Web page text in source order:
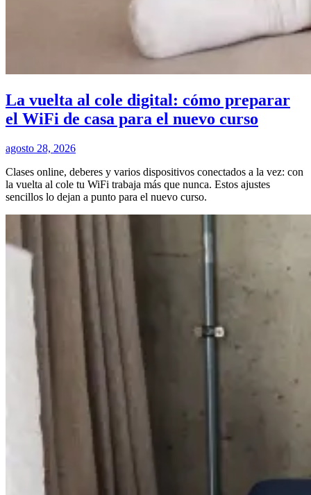
La vuelta al cole digital: cómo preparar
el WiFi de casa para el nuevo curso
agosto 28, 2026
Clases online, deberes y varios dispositivos conectados a la vez: con
la vuelta al cole tu WiFi trabaja más que nunca. Estos ajustes
sencillos lo dejan a punto para el nuevo curso.